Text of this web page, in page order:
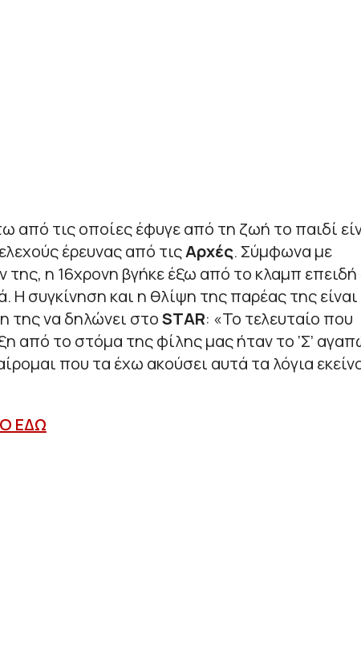
από τις οποίες έφυγε από τη ζωή το παιδί
έρευνας από τιςΑρχές. Σύμφωνα με
της, η 16χρονη βγήκε έξω από το κλαμπ επειδή
Η συγκίνηση και η θλίψη της παρέας της είναι
της να δηλώνει στοSTAR: «Το τελευταίο που
από το στόμα της φίλης μας ήταν το ‘Σ’
που τα έχω ακούσει αυτά τα λόγια
ΕΔΩ